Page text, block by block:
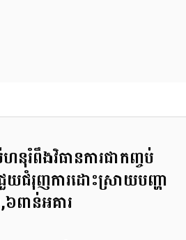
ហនុរំពឹងវិធានការជាកញ្ចប់
ជំរុញការដោះសា្រយបញ្ហា
ពាន់អគារ